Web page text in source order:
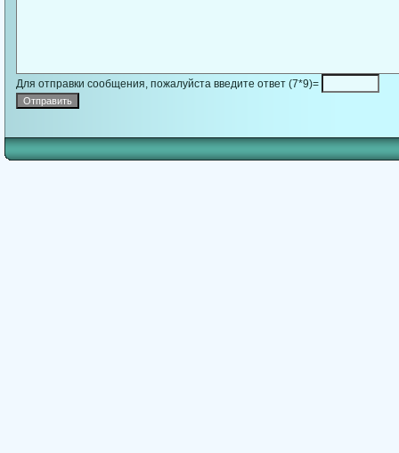
Для отправки сообщения, пожалуйста введите ответ (7*9)=